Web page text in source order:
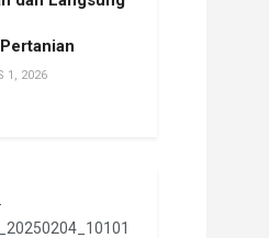
1, 2026